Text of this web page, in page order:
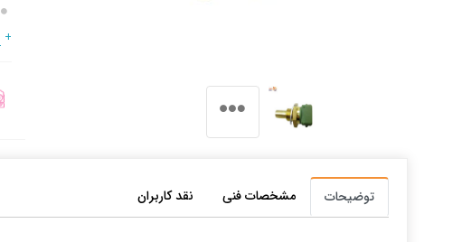
توضیحات مشخصات فنی نقد کاربران